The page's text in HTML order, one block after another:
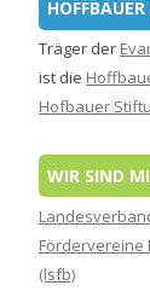
Träger der
ist die
Hofbauer
WIR SIND
Fördervereine
(lsfb)